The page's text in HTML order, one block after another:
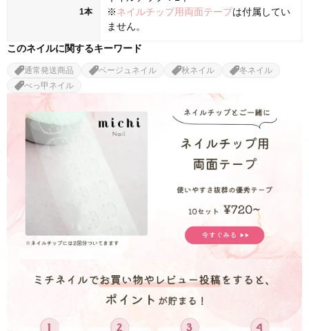
1本
※ネイルチップ用両面テープは付属してい
ません。
このネイルに関するキーワード
通常発送商品 ベージュネイル 秋ネイル
冬ネイル
べっ甲ネイル